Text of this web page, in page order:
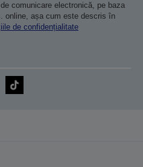
comunicare electronică, pe baza
online, așa cum este descris în
de confidențialitate